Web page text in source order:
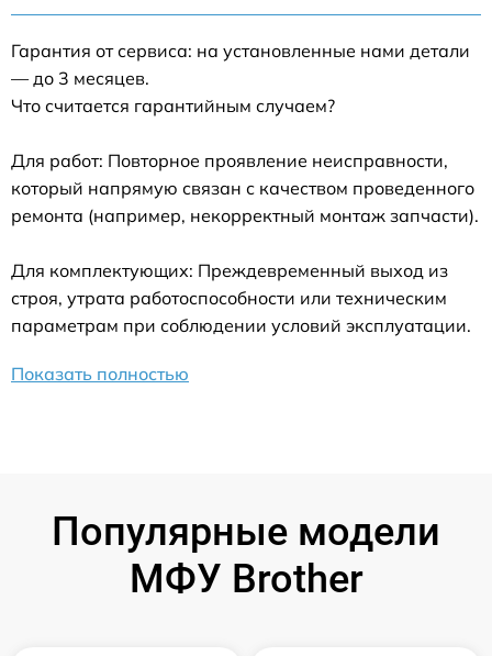
Гарантия от сервиса: на установленные нами детали
— до 3 месяцев.
Что считается гарантийным случаем?
Для работ: Повторное проявление неисправности,
который напрямую связан с качеством проведенного
ремонта (например, некорректный монтаж запчасти).
Для комплектующих: Преждевременный выход из
строя, утрата работоспособности или техническим
параметрам при соблюдении условий эксплуатации.
Показать полностью
Популярные модели
МФУ Brother